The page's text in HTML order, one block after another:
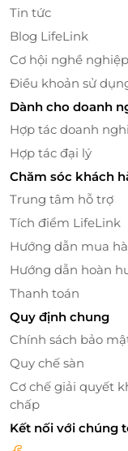
Các sản phẩm
công nghệ làm
thiết kế tinh tế
mỗi khách hàng.
Với mục tiêu cho
cao,
với những
Tin tức
Blog LifeLink
Cơ hội nghề nghiệp
Điều khoản sử
Dành cho doanh
Hợp tác doanh
Hợp tác đại lý
Chăm sóc khách
Trung tâm hỗ trợ
Tích điểm LifeLink
Hướng dẫn mua
Hướng dẫn hoàn
Thanh toán
Quy định chung
Chính sách bảo
Quy chế sàn
Cơ chế giải quyết
chấp
Kết nối với chúng